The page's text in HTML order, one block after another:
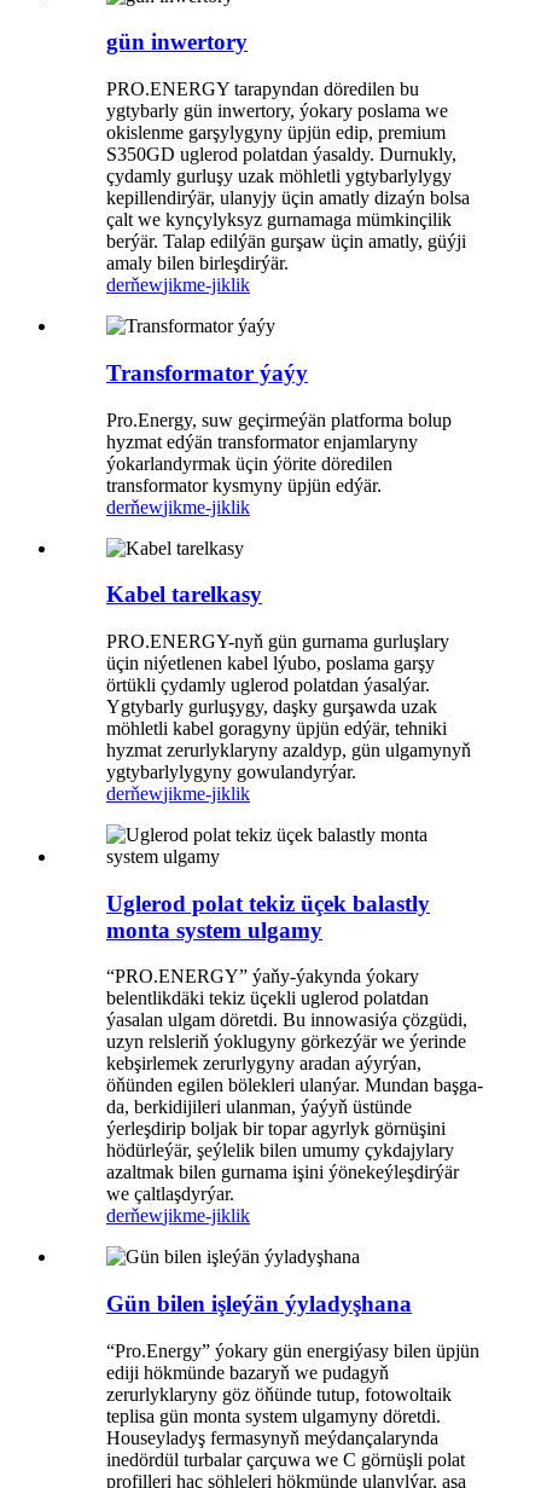
gün inwertory
PRO.ENERGY tarapyndan döredilen bu
ygtybarly gün inwertory, ýokary poslama we
okislenme garşylygyny üpjün edip, premium
S350GD uglerod polatdan ýasaldy. Durnukly,
çydamly gurluşy uzak möhletli ygtybarlylygy
kepillendirýär, ulanyjy üçin amatly dizaýn bolsa
çalt we kynçylyksyz gurnamaga mümkinçilik
berýär. Talap edilýän gurşaw üçin amatly, güýji
amaly bilen birleşdirýär.
derňewjikme-jiklik
Transformator ýaýy
Pro.Energy, suw geçirmeýän platforma bolup
hyzmat edýän transformator enjamlaryny
ýokarlandyrmak üçin ýörite döredilen
transformator kysmyny üpjün edýär.
derňewjikme-jiklik
Kabel tarelkasy
PRO.ENERGY-nyň gün gurnama gurluşlary
üçin niýetlenen kabel lýubo, poslama garşy
örtükli çydamly uglerod polatdan ýasalýar.
Ygtybarly gurluşygy, daşky gurşawda uzak
möhletli kabel goragyny üpjün edýär, tehniki
hyzmat zerurlyklaryny azaldyp, gün ulgamynyň
ygtybarlylygyny gowulandyrýar.
derňewjikme-jiklik
Uglerod polat tekiz üçek balastly
monta system ulgamy
“PRO.ENERGY” ýaňy-ýakynda ýokary
belentlikdäki tekiz üçekli uglerod polatdan
ýasalan ulgam döretdi. Bu innowasiýa çözgüdi,
uzyn relsleriň ýoklugyny görkezýär we ýerinde
kebşirlemek zerurlygyny aradan aýyrýan,
öňünden egilen bölekleri ulanýar. Mundan başga-
da, berkidijileri ulanman, ýaýyň üstünde
ýerleşdirip boljak bir topar agyrlyk görnüşini
hödürleýär, şeýlelik bilen umumy çykdajylary
azaltmak bilen gurnama işini ýönekeýleşdirýär
we çaltlaşdyrýar.
derňewjikme-jiklik
Gün bilen işleýän ýyladyşhana
“Pro.Energy” ýokary gün energiýasy bilen üpjün
ediji hökmünde bazaryň we pudagyň
zerurlyklaryny göz öňünde tutup, fotowoltaik
teplisa gün monta system ulgamyny döretdi.
Houseyladyş fermasynyň meýdançalarynda
inedördül turbalar çarçuwa we C görnüşli polat
profilleri haç şöhleleri hökmünde ulanylýar, aşa